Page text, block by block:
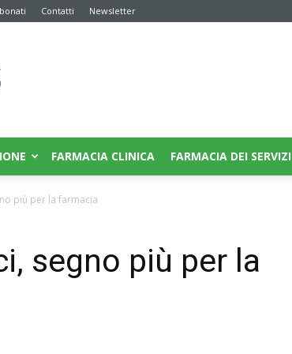
Contatti Newsletter
FARMACIA CLINICA FARMACIA DEI SERVIZI
più per la farmacia
segno più per la